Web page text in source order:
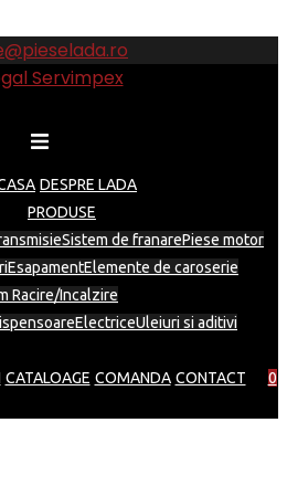
DESPRE LADA
PRODUSE
Sistem de franarePiese motor
EsapamentElemente de caroserie
Racire/Incalzire
ElectriceUleiuri si aditivi
CATALOAGE COMANDA CONTACT 0